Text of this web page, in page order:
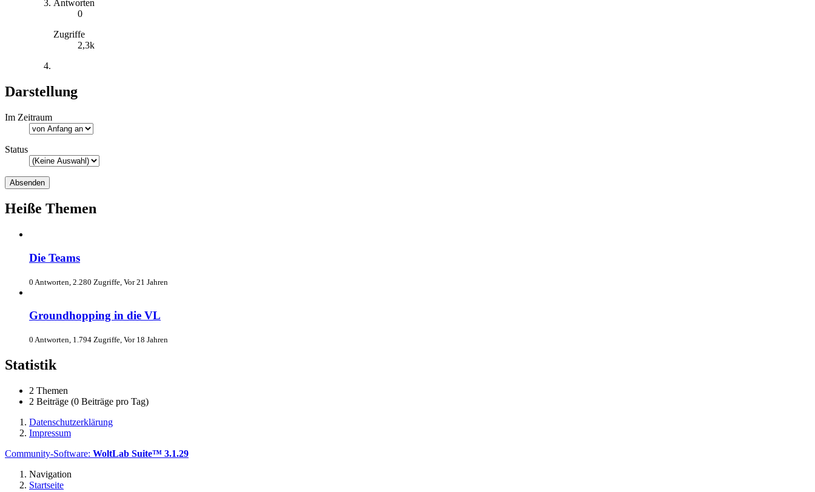
Antworten
0
Zugriffe
2,3k
Darstellung
Im Zeitraum
Status
Heiße Themen
Die Teams
0 Antworten, 2.280 Zugriffe, Vor 21 Jahren
Groundhopping in die VL
0 Antworten, 1.794 Zugriffe, Vor 18 Jahren
Statistik
2 Themen
2 Beiträge (0 Beiträge pro Tag)
Datenschutzerklärung
Impressum
Community-Software: WoltLab Suite™ 3.1.29
Navigation
Startseite